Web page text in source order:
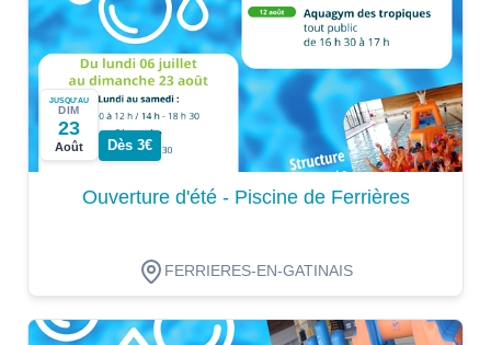
JUSQU'AU
DIM
23
Août Dès 3€
Ouverture d'été - Piscine de Ferrières
FERRIERES-EN-GATINAIS